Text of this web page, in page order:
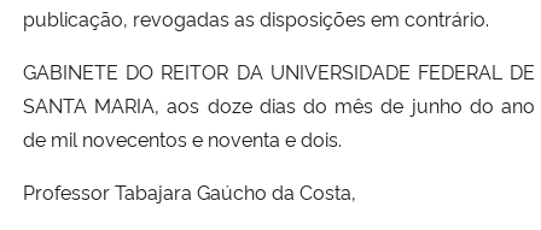
publicação, revogadas as disposições em contrário.
GABINETE DO REITOR DA UNIVERSIDADE FEDERAL DE
SANTA MARIA, aos doze dias do mês de junho do ano
de mil novecentos e noventa e dois.
Professor Tabajara Gaúcho da Costa,